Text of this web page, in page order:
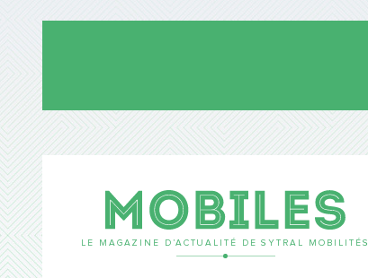
LE MAGAZINE D’ACTUALITÉ DE SYTRAL MOBILITÉS